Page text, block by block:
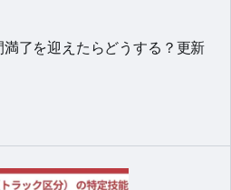
了を迎えたらどうする？更新